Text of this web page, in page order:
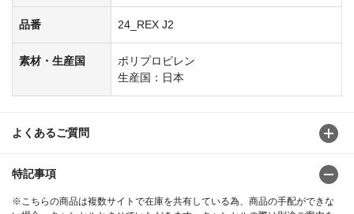
品番 24_REX J2
素材・生産国
ポリプロピレン
生産国：日本
よくあるご質問
特記事項
※こちらの商品は複数サイトで在庫を共有している為、商品の手配ができな